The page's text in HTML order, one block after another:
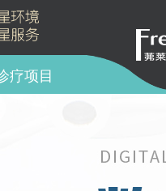
疗项目